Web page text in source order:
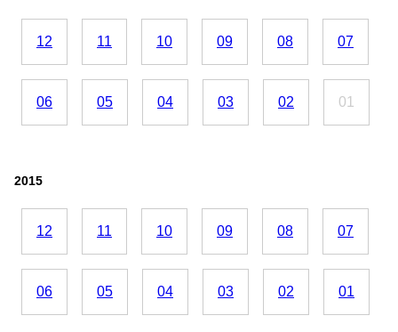
12 11 10 09 08 07
06 05 04 03 02 01
2015
12 11 10 09 08 07
06 05 04 03 02 01